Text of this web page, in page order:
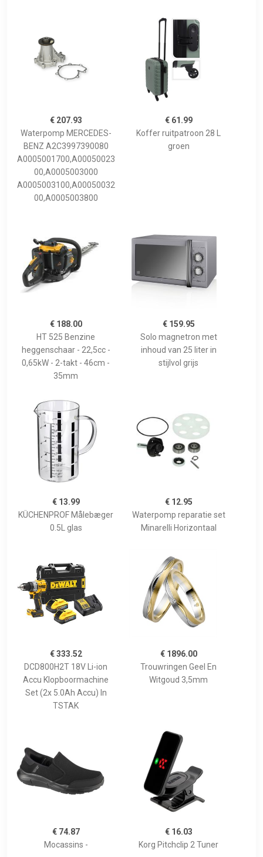
€ 207.93
Waterpomp MERCEDES-
BENZ A2C3997390080
A0005001700,A00050023
00,A0005003000
A0005003100,A00050032
00,A0005003800
€ 61.99
Koffer ruitpatroon 28 L
groen
€ 188.00
HT 525 Benzine
heggenschaar - 22,5cc -
0,65kW - 2-takt - 46cm -
35mm
€ 159.95
Solo magnetron met
inhoud van 25 liter in
stijlvol grijs
€ 13.99
KÜCHENPROF Målebæger
0.5L glas
€ 12.95
Waterpomp reparatie set
Minarelli Horizontaal
€ 333.52
DCD800H2T 18V Li-ion
Accu Klopboormachine
Set (2x 5.0Ah Accu) In
TSTAK
€ 1896.00
Trouwringen Geel En
Witgoud 3,5mm
€ 74.87
Mocassins -
€ 16.03
Korg Pitchclip 2 Tuner